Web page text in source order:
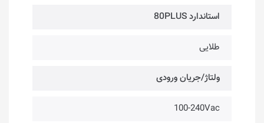
استاندارد 80PLUS
طلایی
ولتاژ/جریان ورودی
100-240Vac